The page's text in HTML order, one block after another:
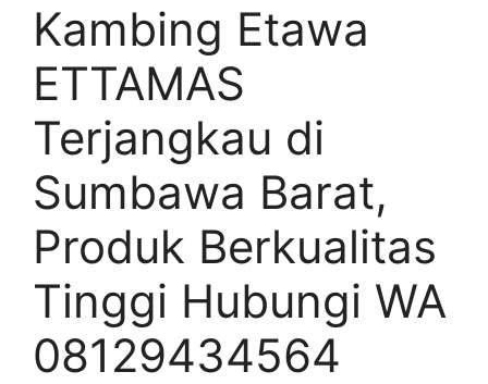
Kambing Etawa
ETTAMAS
Terjangkau di
Sumbawa Barat,
Produk Berkualitas
Tinggi Hubungi WA
08129434564